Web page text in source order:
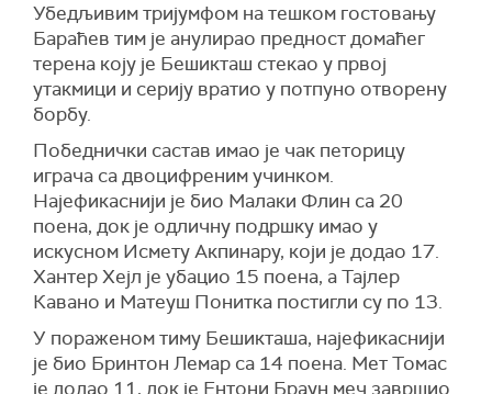
Убедљивим тријумфом на тешком гостовању
Бараћев тим је анулирао предност домаћег
терена коју је Бешикташ стекао у првој
утакмици и серију вратио у потпуно отворену
борбу.
Победнички састав имао је чак петорицу
играча са двоцифреним учинком.
Најефикаснији је био Малаки Флин са 20
поена, док је одличну подршку имао у
искусном Исмету Акпинару, који је додао 17.
Хантер Хејл је убацио 15 поена, а Тајлер
Кавано и Матеуш Понитка постигли су по 13.
У пораженом тиму Бешикташа, најефикаснији
је био Бринтон Лемар са 14 поена. Мет Томас
је додао 11, док је Ентони Браун меч завршио